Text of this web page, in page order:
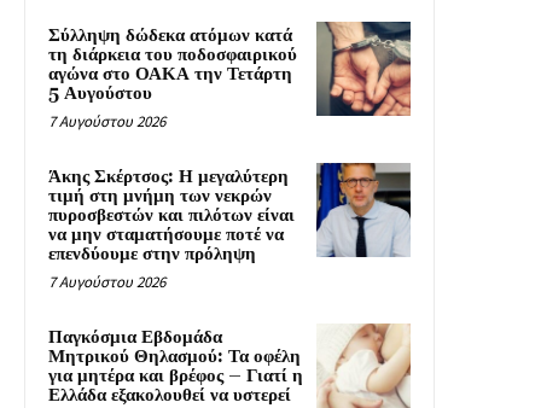
Σύλληψη δώδεκα ατόμων κατά
τη διάρκεια του ποδοσφαιρικού
αγώνα στο ΟΑΚΑ την Τετάρτη
5 Αυγούστου
7 Αυγούστου 2026
Άκης Σκέρτσος: Η μεγαλύτερη
τιμή στη μνήμη των νεκρών
πυροσβεστών και πιλότων είναι
να μην σταματήσουμε ποτέ να
επενδύουμε στην πρόληψη
7 Αυγούστου 2026
Παγκόσμια Εβδομάδα
Μητρικού Θηλασμού: Τα οφέλη
για μητέρα και βρέφος – Γιατί η
Ελλάδα εξακολουθεί να υστερεί